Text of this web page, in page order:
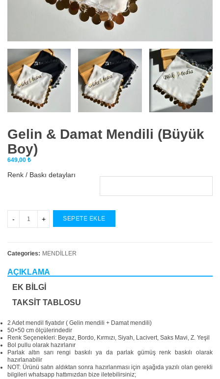
Gelin & Damat Mendili (Büyük
Boy)
649,00 ₺
Renk / Baskı detayları
SEPETE EKLE
Categories: MENDİLLER
AÇIKLAMA
EK BILGI
TAKSIT TABLOSU
2 Adet mendil fiyatıdır ( Gelin mendili + Damat mendili)
50×50 cm ölçülerindedir
Renk Seçenekleri: Beyaz, Bordo, Kırmızı, Siyah, Lacivert, Saks Mavi, Z. Yeşil
Bol pullu olarak hazırlanır
Parlak altın sarı rengi baskılı ya da parlak gümüş renk baskılı olarak
hazırlanabilir
NOT: Ürünü satın aldıktan sonra hazırlanması için aşağıda yazılı olan gerekli
bilgileri whatsapp hattımızdan bize iletebilirsiniz;